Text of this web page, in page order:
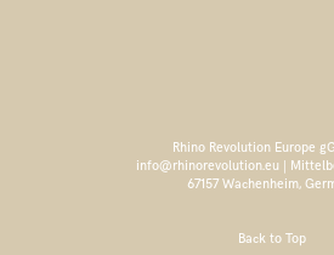
Rhino Revolution Europe
info@rhinorevolution.eu |
67157 Wachenheim,
Back to Top